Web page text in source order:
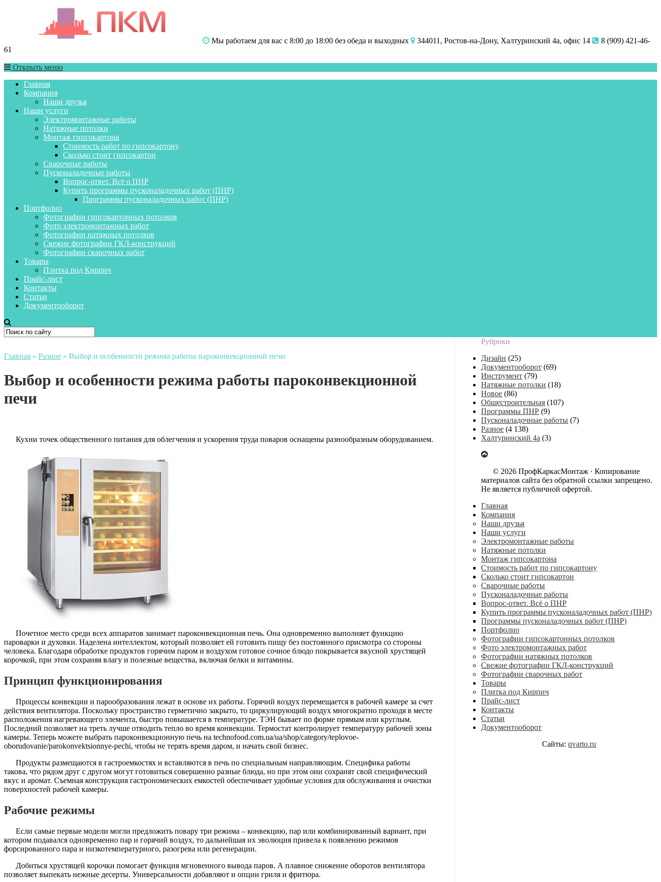
Мы работаем для вас с 8:00 до 18:00 без обеда и выходных 344011, Ростов-на-Дону, Халтуринский 4а, офис 14
8 (909) 421-46-
61
Открыть меню
Главная
Компания
Наши друзья
Наши услуги
Электромонтажные работы
Натяжные потолки
Монтаж гипсокартона
Стоимость работ по гипсокартону
Сколько стоит гипсокартон
Сварочные работы
Пусконаладочные работы
Вопрос-ответ. Всё о ПНР
Купить программы пусконаладочных работ (ПНР)
Программы пусконаладочных работ (ПНР)
Портфолио
Фотографии гипсокартонных потолков
Фото электромонтажных работ
Фотографии натяжных потолков
Свежие фотографии ГКЛ-конструкций
Фотографии сварочных работ
Товары
Плитка под Кирпич
Прайс-лист
Контакты
Статьи
Документооборот
Главная » Разное » Выбор и особенности режима работы пароконвекционной печи
Выбор и особенности режима работы пароконвекционной
печи
Кухни точек общественного питания для облегчения и ускорения труда поваров оснащены разнообразным оборудованием.
Почетное место среди всех аппаратов занимает пароконвекционная печь. Она одновременно выполняет функцию
пароварки и духовки. Наделена интеллектом, который позволяет ей готовить пищу без постоянного присмотра со стороны
человека. Благодаря обработке продуктов горячим паром и воздухом готовое сочное блюдо покрывается вкусной хрустящей
корочкой, при этом сохраняя влагу и полезные вещества, включая белки и витамины.
Принцип функционирования
Процессы конвекции и парообразования лежат в основе их работы. Горячий воздух перемещается в рабочей камере за счет
действия вентилятора. Поскольку пространство герметично закрыто, то циркулирующий воздух многократно проходя в месте
расположения нагревающего элемента, быстро повышается в температуре. ТЭН бывает по форме прямым или круглым.
Последний позволяет на треть лучше отводить тепло во время конвекции. Термостат контролирует температуру рабочей зоны
камеры. Теперь можете выбрать пароконвекционную печь на technofood.com.ua/ua/shop/category/teplovoe-
oborudovanie/parokonvektsionnye-pechi, чтобы не терять время даром, и начать свой бизнес.
Продукты размещаются в гастроемкостях и вставляются в печь по специальным направляющим. Специфика работы
такова, что рядом друг с другом могут готовиться совершенно разные блюда, но при этом они сохранят свой специфический
вкус и аромат. Съемная конструкция гастрономических емкостей обеспечивает удобные условия для обслуживания и очистки
поверхностей рабочей камеры.
Рабочие режимы
Если самые первые модели могли предложить повару три режима – конвекцию, пар или комбинированный вариант, при
котором подавался одновременно пар и горячий воздух, то дальнейшая их эволюция привела к появлению режимов
форсированного пара и низкотемпературного, разогрева или регенерации.
Добиться хрустящей корочки помогает функция мгновенного вывода паров. А плавное снижение оборотов вентилятора
позволяет выпекать нежные десерты. Универсальности добавляют и опции гриля и фритюра.
Рубрики
Дизайн (25)
Документооборот (69)
Инструмент (79)
Натяжные потолки (18)
Новое (86)
Общестроительная (107)
Программы ПНР (9)
Пусконаладочные работы (7)
Разное (4 138)
Халтуринский 4а (3)
© 2026 ПрофКаркасМонтаж · Копирование
материалов сайта без обратной ссылки запрещено.
Не является публичной офертой.
Главная
Компания
Наши друзья
Наши услуги
Электромонтажные работы
Натяжные потолки
Монтаж гипсокартона
Стоимость работ по гипсокартону
Сколько стоит гипсокартон
Сварочные работы
Пусконаладочные работы
Вопрос-ответ. Всё о ПНР
Купить программы пусконаладочных работ (ПНР)
Программы пусконаладочных работ (ПНР)
Портфолио
Фотографии гипсокартонных потолков
Фото электромонтажных работ
Фотографии натяжных потолков
Свежие фотографии ГКЛ-конструкций
Фотографии сварочных работ
Товары
Плитка под Кирпич
Прайс-лист
Контакты
Статьи
Документооборот
Сайты:qvarto.ru